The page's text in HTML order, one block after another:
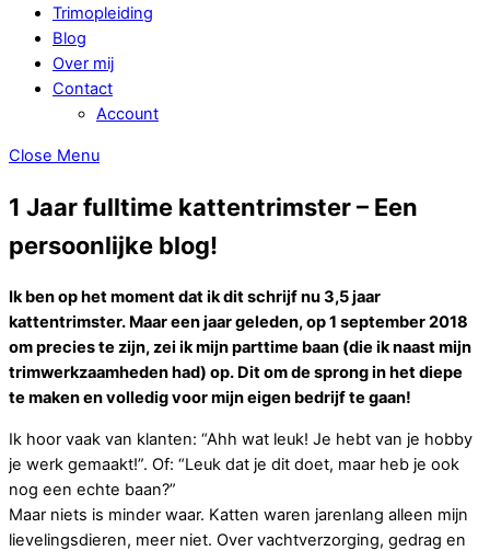
Trimopleiding
Blog
Over mij
Contact
Account
Close Menu
1 Jaar fulltime kattentrimster – Een
persoonlijke blog!
Ik ben op het moment dat ik dit schrijf nu 3,5 jaar
kattentrimster. Maar een jaar geleden, op 1 september 2018
om precies te zijn, zei ik mijn parttime baan (die ik naast mijn
trimwerkzaamheden had) op. Dit om de sprong in het diepe
te maken en volledig voor mijn eigen bedrijf te gaan!
Ik hoor vaak van klanten: “Ahh wat leuk! Je hebt van je hobby
je werk gemaakt!”. Of: “Leuk dat je dit doet, maar heb je ook
nog een echte baan?”
Maar niets is minder waar. Katten waren jarenlang alleen mijn
lievelingsdieren, meer niet. Over vachtverzorging, gedrag en